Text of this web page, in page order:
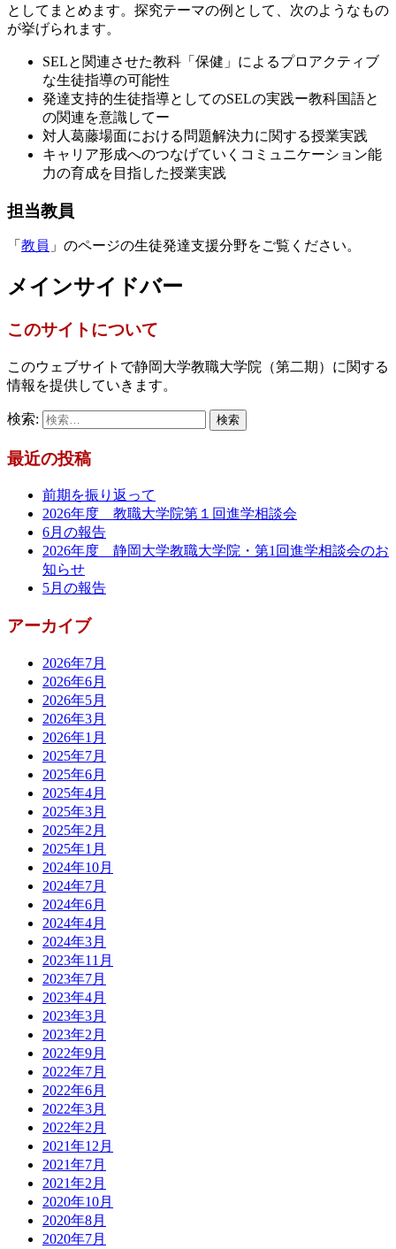
としてまとめます。探究テーマの例として、次のようなもの
が挙げられます。
SELと関連させた教科「保健」によるプロアクティブ
な生徒指導の可能性
発達支持的生徒指導としてのSELの実践ー教科国語と
の関連を意識してー
対人葛藤場面における問題解決力に関する授業実践
キャリア形成へのつなげていくコミュニケーション能
力の育成を目指した授業実践
担当教員
「 教員 」のページの生徒発達支援分野をご覧ください。
メインサイドバー
このサイトについて
このウェブサイトで静岡大学教職大学院（第二期）に関する
情報を提供していきます。
検索:
最近の投稿
前期を振り返って
2026年度 教職大学院第１回進学相談会
6月の報告
2026年度 静岡大学教職大学院・第1回進学相談会のお
知らせ
5月の報告
アーカイブ
2026年7月
2026年6月
2026年5月
2026年3月
2026年1月
2025年7月
2025年6月
2025年4月
2025年3月
2025年2月
2025年1月
2024年10月
2024年7月
2024年6月
2024年4月
2024年3月
2023年11月
2023年7月
2023年4月
2023年3月
2023年2月
2022年9月
2022年7月
2022年6月
2022年3月
2022年2月
2021年12月
2021年7月
2021年2月
2020年10月
2020年8月
2020年7月